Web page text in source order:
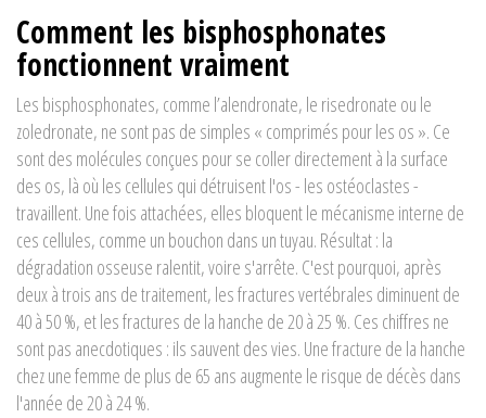
Comment les bisphosphonates
fonctionnent vraiment
Les bisphosphonates, comme l’alendronate, le risedronate ou le
zoledronate, ne sont pas de simples « comprimés pour les os ». Ce
sont des molécules conçues pour se coller directement à la surface
des os, là où les cellules qui détruisent l'os - les ostéoclastes -
travaillent. Une fois attachées, elles bloquent le mécanisme interne de
ces cellules, comme un bouchon dans un tuyau. Résultat : la
dégradation osseuse ralentit, voire s'arrête. C'est pourquoi, après
deux à trois ans de traitement, les fractures vertébrales diminuent de
40 à 50 %, et les fractures de la hanche de 20 à 25 %. Ces chiffres ne
sont pas anecdotiques : ils sauvent des vies. Une fracture de la hanche
chez une femme de plus de 65 ans augmente le risque de décès dans
l'année de 20 à 24 %.